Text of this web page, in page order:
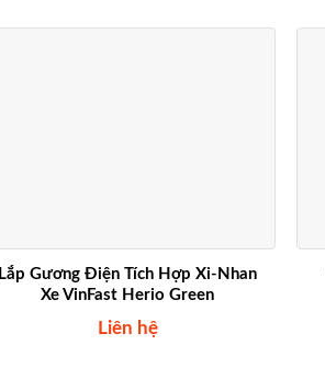
Lắp Gương Điện Tích Hợp Xi-Nhan
Xe VinFast Herio Green
Liên hệ